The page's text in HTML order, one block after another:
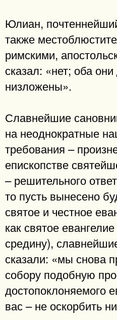
Юлиан,
также
римскими,
сказал: «нет; оба
низложены».
Славнейшие
на неоднократные
требования –
епископстве
– решительного
то пусть вынесено
святое и честное
как святое
средину),
сказали: «мы снова
собору подобную
достопоклоняемого
вас – не оскорбить